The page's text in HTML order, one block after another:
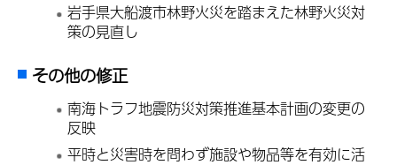
岩手県大船渡市林野火災を踏まえた林野火災対
策の見直し
その他の修正
南海トラフ地震防災対策推進基本計画の変更の
反映
平時と災害時を問わず施設や物品等を有効に活